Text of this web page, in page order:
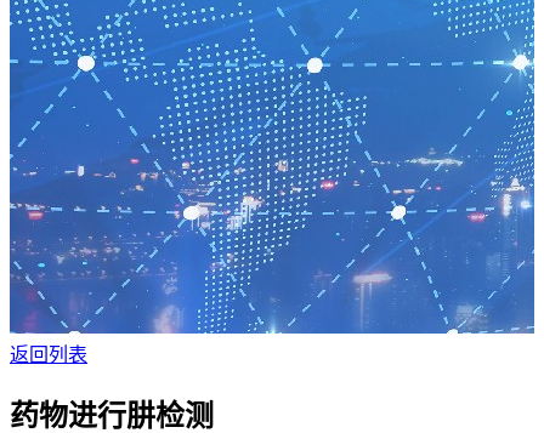
返回列表
药物进行肼检测